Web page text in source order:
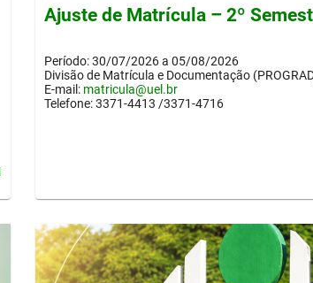
Ajuste de Matrícula – 2º
Período: 30/07/2026 a 05/08/2026
Divisão de Matrícula e Documentação
E-mail: matricula@uel.br
Telefone: 3371-4413 /3371-4716